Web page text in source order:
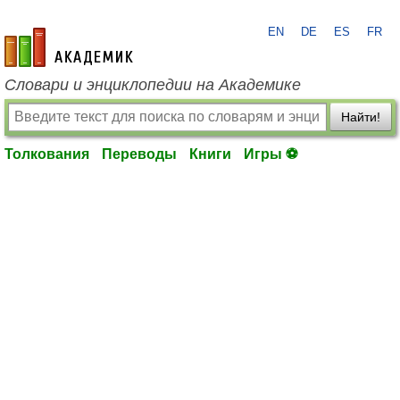
academic.ru
EN DE ES FR
Словари и энциклопедии на Академике
Найти!
Толкования Переводы Книги Игры ⚽